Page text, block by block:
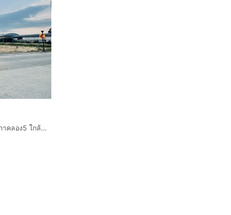
ที่ดินเปล่า 5 ไร่ ที่ดินถนนลำลูกกา ติดถนนเลียบด่วนลำลูกกาคลอง5 ใกล้โรงงาน MOGEN ถนนลำลูกกา ถนนรังสิต-นครนายก ลำลูกกา ปทุมธานี